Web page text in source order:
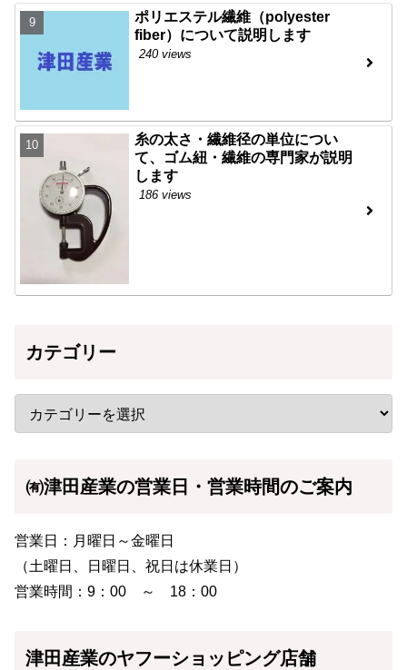
ポリエステル繊維（polyester
fiber）について説明します
240 views
糸の太さ・繊維径の単位につい
て、ゴム紐・繊維の専門家が説明
します
186 views
カテゴリー
㈲津田産業の営業日・営業時間のご案内
営業日：月曜日～金曜日
（土曜日、日曜日、祝日は休業日）
営業時間：9：00 ～ 18：00
津田産業のヤフーショッピング店舗